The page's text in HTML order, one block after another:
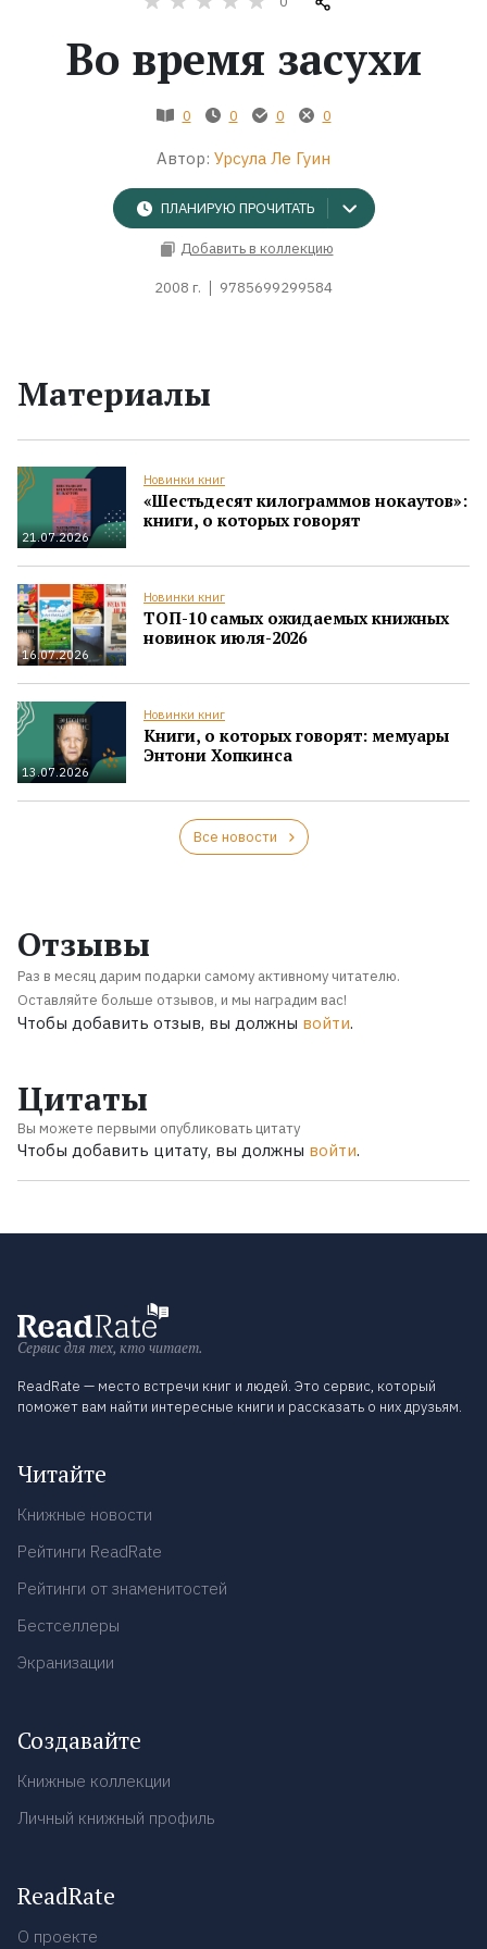
Жанры
Экранизации
Коллекции
Во время засухи
0 0 0 0
Автор: Урсула Ле Гуин
ПЛАНИРУЮ ПРОЧИТАТЬ
Добавить в коллекцию
2008 г. 9785699299584
Материалы
21.07.2026
Новинки книг
«Шестьдесят килограммов нокаутов»:
книги, о которых говорят
16.07.2026
Новинки книг
ТОП-10 самых ожидаемых книжных
новинок июля-2026
13.07.2026
Новинки книг
Книги, о которых говорят: мемуары
Энтони Хопкинса
Все новости
Отзывы
Раз в месяц дарим подарки самому активному читателю.
Оставляйте больше отзывов, и мы наградим вас!
Чтобы добавить отзыв, вы должны войти.
Цитаты
Вы можете первыми опубликовать цитату
Чтобы добавить цитату, вы должны войти.
Сервис для тех, кто читает.
ReadRate — место встречи книг и людей. Это сервис, который
поможет вам найти интересные книги и рассказать о них друзьям.
Читайте
Книжные новости
Рейтинги ReadRate
Рейтинги от знаменитостей
Бестселлеры
Экранизации
Создавайте
Книжные коллекции
Личный книжный профиль
ReadRate
О проекте